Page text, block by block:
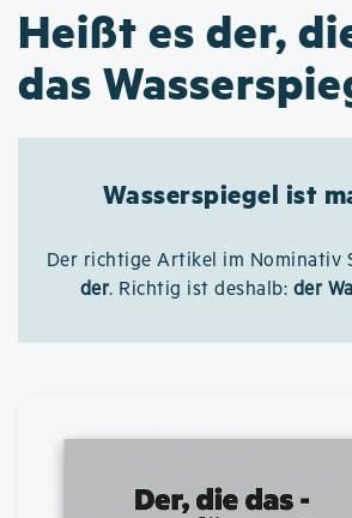
Heißt es der,
das
Wasserspiegel ist
Der richtige Artikel im Nominativ
der. Richtig ist deshalb: der